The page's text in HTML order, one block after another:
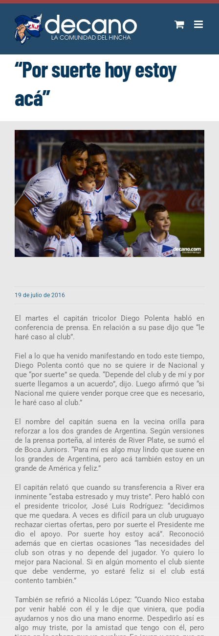
Saltar
contenido
“Por suerte hoy estoy
acá”
19 de julio de 2016
El martes el capitán tricolor Diego Polenta habló en
conferencia de prensa. En relación a su pase dijo que “le
haré caso al club”.
Fiel a lo que ha venido manifestando en todo este tiempo,
Diego Polenta contó que no se quiere ir de Nacional y
que “por suerte” se queda. “Depende del club y de mí y por
suerte llegamos a un acuerdo”, dijo. Luego afirmó que “si
Nacional me quiere vender porque cree que es necesario,
le haré caso al club.”
El nombre del capitán suena en la vecina orilla para
reforzar a los dos grandes de Argentina. Según versiones
de la prensa porteña, al interés de River Plate, se sumó el
de Boca Juniors. “Para mí es algo muy lindo que suene en
los grandes de Argentina, pero acá también estoy en un
grande de América y feliz.”
El capitán relató que cuando su transferencia a River era
inminente “estaba estresado y muy triste”. Pero habló con
el presidente tricolor, José Luis Rodríguez: “decidimos
que me quedara. A veces es difícil para un club uruguayo
rechazar ciertas ofertas, pero por suerte el Presidente me
dio el apoyo. Por suerte hoy estoy acá”. Reconoció
además que en ciertas ocasiones “las necesidades del
club son otras y no depende del jugador. Yo quiero lo
mejor para Nacional. Si en algún momento el club siente
que debe venderme, yo estaré feliz si el club está
contento también.”
También se refirió a Nicolás López: “Cuando Nico estaba
por venir hablé con él y le dije que viniera, que podía
ayudarnos y nos dio una mano enorme. Despedirlo así es
algo muy triste, por la amistad que tengo con él, pero